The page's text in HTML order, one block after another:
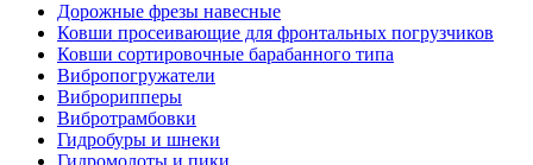
Дорожные фрезы навесные
Ковши просеивающие для фронтальных погрузчиков
Ковши сортировочные барабанного типа
Вибропогружатели
Виброрипперы
Вибротрамбовки
Гидробуры и шнеки
Гидромолоты и пики